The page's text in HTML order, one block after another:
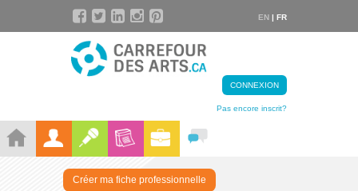
EN | FR
CONNEXION
Pas encore inscrit?
Créer ma fiche professionnelle